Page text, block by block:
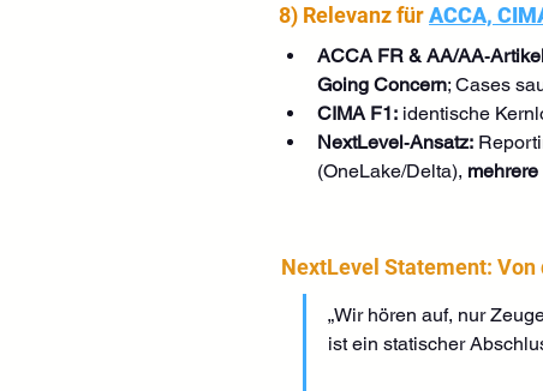
8) Relevanz für ACCA,
ACCA FR & AA/
Going Concern; Cases
CIMA F1: identische
NextLevel‑Ansatz:
(OneLake/Delta), mehrere
NextLevel Statement:
„Wir hören auf, nur
ist ein statischer